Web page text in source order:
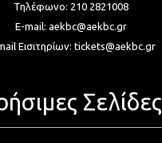
Τηλέφωνο: 210 2821008
E-mail: aekbc@aekbc.gr
Εισιτηρίων: tickets@aekbc.gr
Σελίδες